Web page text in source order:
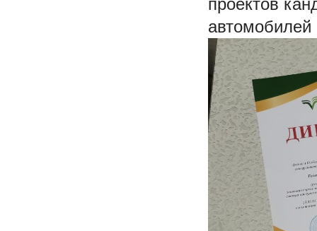
проектов
автомобилей